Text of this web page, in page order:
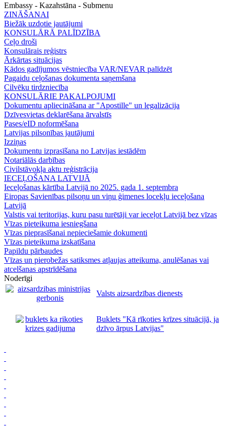
Embassy - Kazahstāna - Submenu
ZINĀŠANAI
Biežāk uzdotie jautājumi
KONSULĀRĀ PALĪDZĪBA
Ceļo droši
Konsulārais reģistrs
Ārkārtas situācijas
Kādos gadījumos vēstniecība VAR/NEVAR palīdzēt
Pagaidu ceļošanas dokumenta saņemšana
Cilvēku tirdzniecība
KONSULĀRIE PAKALPOJUMI
Dokumentu apliecināšana ar "Apostille" un legalizācija
Dzīvesvietas deklarēšana ārvalstīs
Pases/eID noformēšana
Latvijas pilsonības jautājumi
Izziņas
Dokumentu izprasīšana no Latvijas iestādēm
Notariālās darbības
Civilstāvokļa aktu reģistrācija
IECEĻOŠANA LATVIJĀ
Ieceļošanas kārtība Latvijā no 2025. gada 1. septembra
Eiropas Savienības pilsoņu un viņu ģimenes locekļu ieceļošana
Latvijā
Valstis vai teritorijas, kuru pasu turētāji var ieceļot Latvijā bez vīzas
Vīzas pieteikuma iesniegšana
Vīzas pieprasīšanai nepieciešamie dokumenti
Vīzas pieteikuma izskatīšana
Papildu pārbaudes
Vīzas un pierobežas satiksmes atļaujas atteikuma, anulēšanas vai
atcelšanas apstrīdēšana
Noderīgi
Valsts aizsardzības dienests
Buklets "Kā rīkoties krīzes situācijā, ja
dzīvo ārpus Latvijas"